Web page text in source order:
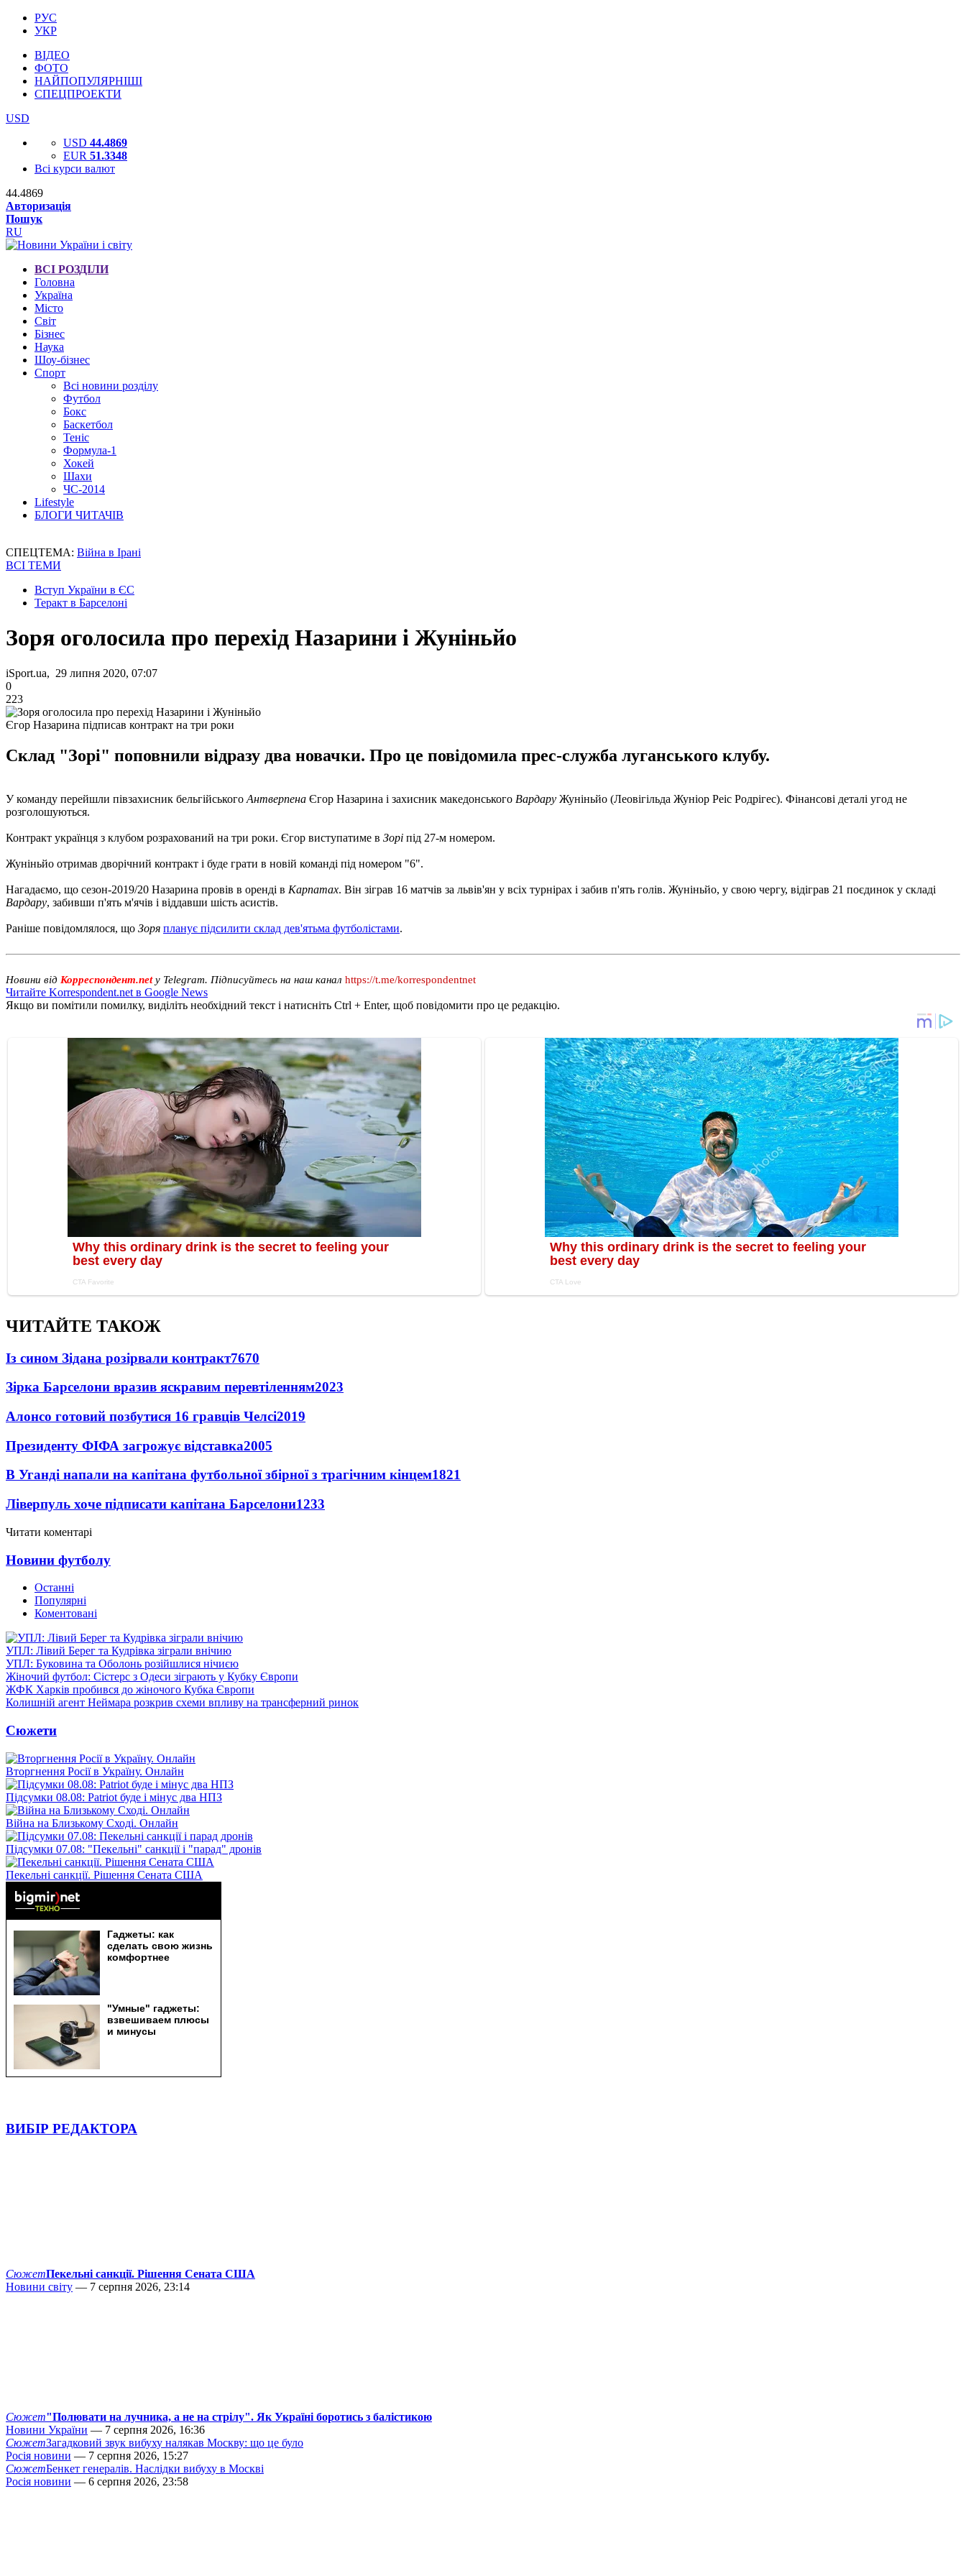
РУС
УКР
ВІДЕО
ФОТО
НАЙПОПУЛЯРНІШІ
СПЕЦПРОЕКТИ
USD
USD 44.4869
EUR 51.3348
Всі курси валют
44.4869
Авторизація
Пошук
RU
ВСІ РОЗДІЛИ
Головна
Україна
Місто
Світ
Бізнес
Наука
Шоу-бізнес
Спорт
Всі новини розділу
Футбол
Бокс
Баскетбол
Теніс
Формула-1
Хокей
Шахи
ЧС-2014
Lifestyle
БЛОГИ ЧИТАЧІВ
СПЕЦТЕМА: Війна в Ірані
ВСІ ТЕМИ
Вступ України в ЄС
Теракт в Барселоні
Зоря оголосила про перехід Назарини і Жуніньйо
iSport.ua, 29 липня 2020, 07:07
0
223
Єгор Назарина підписав контракт на три роки
Склад "Зорі" поповнили відразу два новачки. Про це повідомила прес-служба луганського клубу.
У команду перейшли півзахисник бельгійського Антверпена Єгор Назарина і захисник македонського Вардару Жуніньйо (Леовігільда ​​Жуніор Реіс Родрігес). Фінансові деталі угод не
розголошуються.
Контракт українця з клубом розрахований на три роки. Єгор виступатиме в Зорі під 27-м номером.
Жуніньйо отримав дворічний контракт і буде грати в новій команді під номером "6".
Нагадаємо, що сезон-2019/20 Назарина провів в оренді в Карпатах. Він зіграв 16 матчів за львів'ян у всіх турнірах і забив п'ять голів. Жуніньйо, у свою чергу, відіграв 21 поєдинок у складі
Вардару, забивши п'ять м'ячів і віддавши шість асистів.
Раніше повідомлялося, що Зоря планує підсилити склад дев'ятьма футболістами.
Новини від Корреспондент.net у Telegram. Підписуйтесь на наш канал https://t.me/korrespondentnet
Читайте Korrespondent.net в Google News
Якщо ви помітили помилку, виділіть необхідний текст і натисніть Ctrl + Enter, щоб повідомити про це редакцію.
ЧИТАЙТЕ ТАКОЖ
Із сином Зідана розірвали контракт7670
Зірка Барселони вразив яскравим перевтіленням2023
Алонсо готовий позбутися 16 гравців Челсі2019
Президенту ФІФА загрожує відставка2005
В Уганді напали на капітана футбольної збірної з трагічним кінцем1821
Ліверпуль хоче підписати капітана Барселони1233
Читати коментарі
Новини футболу
Останні
Популярні
Коментовані
УПЛ: Лівий Берег та Кудрівка зіграли внічию
УПЛ: Буковина та Оболонь розійшлися нічиєю
Жіночий футбол: Сістерс з Одеси зіграють у Кубку Європи
ЖФК Харків пробився до жіночого Кубка Європи
Колишній агент Неймара розкрив схеми впливу на трансферний ринок
Сюжети
Вторгнення Росії в Україну. Онлайн
Підсумки 08.08: Patriot буде і мінус два НПЗ
Війна на Близькому Сході. Онлайн
Підсумки 07.08: "Пекельні" санкції і "парад" дронів
Пекельні санкції. Рішення Сената США
ВИБІР РЕДАКТОРА
СюжетПекельні санкції. Рішення Сената США
Новини світу — 7 серпня 2026, 23:14
Сюжет"Полювати на лучника, а не на стрілу". Як Україні боротись з балістикою
Новини України — 7 серпня 2026, 16:36
СюжетЗагадковий звук вибуху налякав Москву: що це було
Росія новини — 7 серпня 2026, 15:27
СюжетБенкет генералів. Наслідки вибуху в Москві
Росія новини — 6 серпня 2026, 23:58